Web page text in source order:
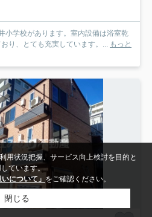
小学校があります。室内設備は浴室乾
り、とても充実しています。... もっと
用状況把握、サービス向上検討を目的と
ています。
について」 をご確認ください。
閉じる